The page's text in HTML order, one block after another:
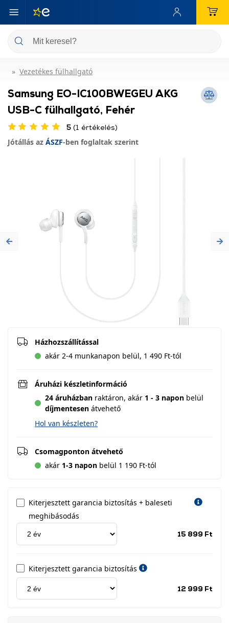
Vezetékes fülhallgató
Samsung EO-IC100BWEGEU AKG
USB-C fülhallgató, Fehér
5 (1 értékelés)
Jótállás az ÁSZF-ben foglaltak szerint
Previous
Házhozszállítással
akár 2-4 munkanapon belül, 1 490 Ft-tól
Áruházi készletinformáció
24 áruházban raktáron, akár 1 - 3 napon belül
díjmentesen átvehető
Hol van készleten?
Csomagponton átvehető
akár 1-3 napon belül 1 190 Ft-tól
Kiterjesztett garancia biztosítás + baleseti
meghibásodás
15 899 Ft
Kiterjesztett garancia biztosítás
12 999 Ft